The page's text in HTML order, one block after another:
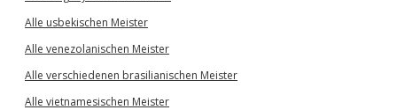
Alle usbekischen Meister
Alle venezolanischen Meister
Alle verschiedenen brasilianischen Meister
Alle vietnamesischen Meister